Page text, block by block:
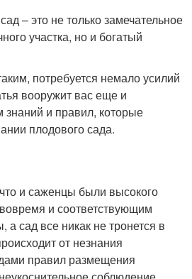
– это не только замечательное
участка, но и богатый
потребуется немало усилий
вооружит вас еще и
и правил, которые
плодового сада.
и саженцы были высокого
и соответствующим
а сад все никак не тронется в
от незнания
правил размещения